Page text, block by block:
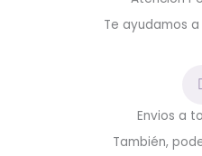
Te ayudamos
Envios a
También,